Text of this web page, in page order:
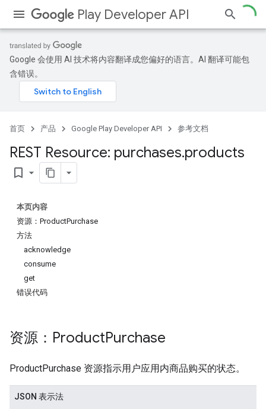
Play Developer API
Google 会使用 AI 技术将内容翻译成您偏好的语言。AI 翻译可能包
含错误。
首页 产品 Google Play Developer API 参考文档
REST Resource: purchases.products
bookmark_border
本页内容
资源：ProductPurchase
方法
acknowledge
consume
get
错误代码
资源：ProductPurchase
ProductPurchase 资源指示用户应用内商品购买的状态。
JSON 表示法